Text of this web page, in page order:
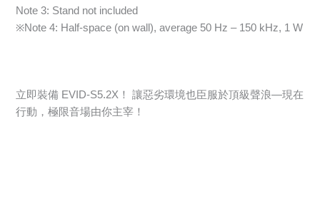
Note 3: Stand not included
※Note 4: Half-space (on wall), average 50 Hz – 150 kHz, 1 W
立即裝備 EVID-S5.2X！ 讓惡劣環境也臣服於頂級聲浪—現在
行動，極限音場由你主宰！